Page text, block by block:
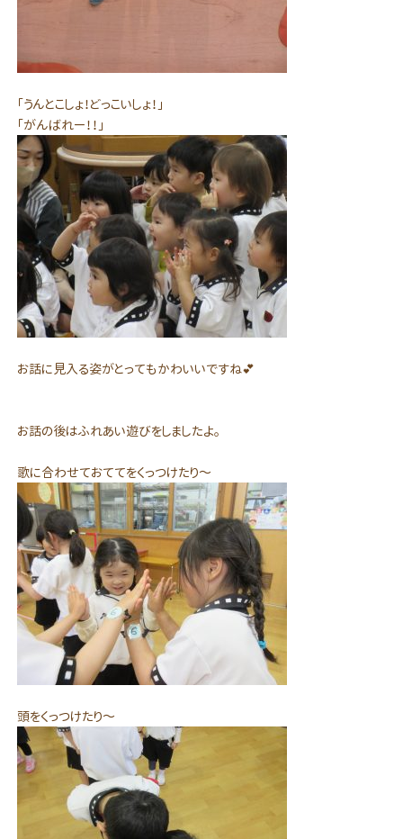
「うんとこしょ！どっこいしょ！」
「がんばれー！！」
お話に見入る姿がとってもかわいいですね💕
お話の後はふれあい遊びをしましたよ。
歌に合わせておててをくっつけたり～
頭をくっつけたり～